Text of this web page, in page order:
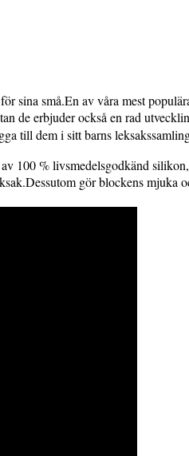
sina små.En av våra mest
de erbjuder också en rad
till dem i sitt barns
100 % livsmedelsgodkänd
gör blockens mjuka